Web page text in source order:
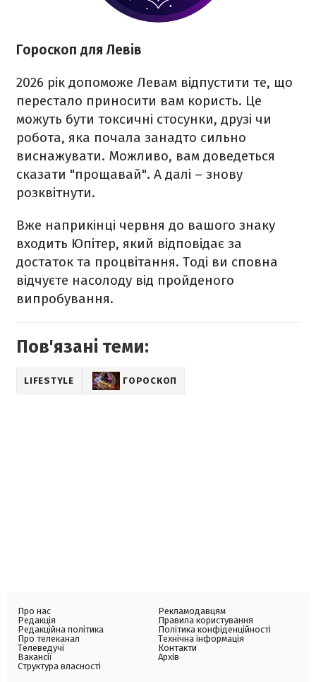
Гороскоп для Левів
2026 рік допоможе Левам відпустити те, що
перестало приносити вам користь. Це
можуть бути токсичні стосунки, друзі чи
робота, яка почала занадто сильно
виснажувати. Можливо, вам доведеться
сказати "прощавай". А далі – знову
розквітнути.
Вже наприкінці червня до вашого знаку
входить Юпітер, який відповідає за
достаток та процвітання. Тоді ви сповна
відчуєте насолоду від пройденого
випробування.
Пов'язані теми:
LIFESTYLE ГОРОСКОП
Про нас
Редакція
Редакційна політика
Про телеканал
Телеведучі
Вакансії
Структура власності
Рекламодавцям
Правила користування
Політика конфіденційності
Технічна інформація
Контакти
Архів